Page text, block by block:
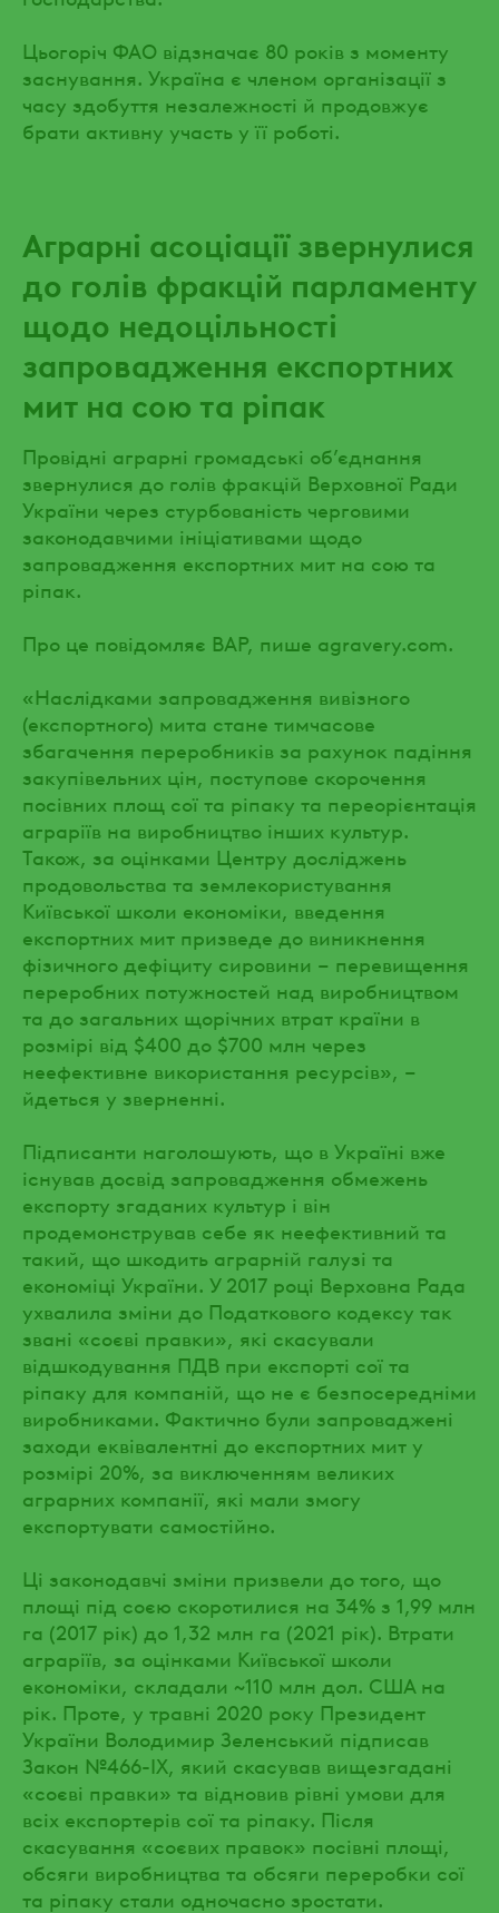
Цьогоріч ФАО відзначає 80 років з моменту
заснування. Україна є членом організації з
часу здобуття незалежності й продовжує
брати активну участь у її роботі.
Аграрні асоціації звернулися
до голів фракцій парламенту
щодо недоцільності
запровадження експортних
мит на сою та ріпак
Провідні аграрні громадські об’єднання
звернулися до голів фракцій Верховної Ради
України через стурбованість черговими
законодавчими ініціативами щодо
запровадження експортних мит на сою та
ріпак.
Про це повідомляє ВАР, пише agravery.com.
«Наслідками запровадження вивізного
(експортного) мита стане тимчасове
збагачення переробників за рахунок падіння
закупівельних цін, поступове скорочення
посівних площ сої та ріпаку та переорієнтація
аграріїв на виробництво інших культур.
Також, за оцінками Центру досліджень
продовольства та землекористування
Київської школи економіки, введення
експортних мит призведе до виникнення
фізичного дефіциту сировини – перевищення
переробних потужностей над виробництвом
та до загальних щорічних втрат країни в
розмірі від $400 до $700 млн через
неефективне використання ресурсів», –
йдеться у зверненні.
Підписанти наголошують, що в Україні вже
існував досвід запровадження обмежень
експорту згаданих культур і він
продемонстрував себе як неефективний та
такий, що шкодить аграрній галузі та
економіці України. У 2017 році Верховна Рада
ухвалила зміни до Податкового кодексу так
звані «соєві правки», які скасували
відшкодування ПДВ при експорті сої та
ріпаку для компаній, що не є безпосередніми
виробниками. Фактично були запроваджені
заходи еквівалентні до експортних мит у
розмірі 20%, за виключенням великих
аграрних компанії, які мали змогу
експортувати самостійно.
Ці законодавчі зміни призвели до того, що
площі під соєю скоротилися на 34% з 1,99 млн
га (2017 рік) до 1,32 млн га (2021 рік). Втрати
аграріїв, за оцінками Київської школи
економіки, складали ~110 млн дол. США на
рік. Проте, у травні 2020 року Президент
України Володимир Зеленський підписав
Закон №466-ІХ, який скасував вищезгадані
«соєві правки» та відновив рівні умови для
всіх експортерів сої та ріпаку. Після
скасування «соєвих правок» посівні площі,
обсяги виробництва та обсяги переробки сої
та ріпаку стали одночасно зростати.